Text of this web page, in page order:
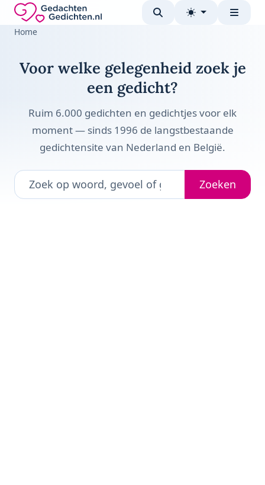
Direct naar de inhoud
Gedachten-Gedichten.nl — naar de homepage
Home
Voor welke gelegenheid zoek je
een gedicht?
Ruim 6.000 gedichten en gedichtjes voor elk
moment — sinds 1996 de langstbestaande
gedichtensite van Nederland en België.
Zoek een gedichtZoeken